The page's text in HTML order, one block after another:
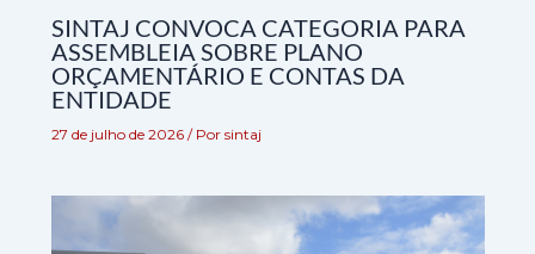
SINTAJ CONVOCA CATEGORIA PARA
ASSEMBLEIA SOBRE PLANO
ORÇAMENTÁRIO E CONTAS DA
ENTIDADE
27 de julho de 2026 / Por sintaj